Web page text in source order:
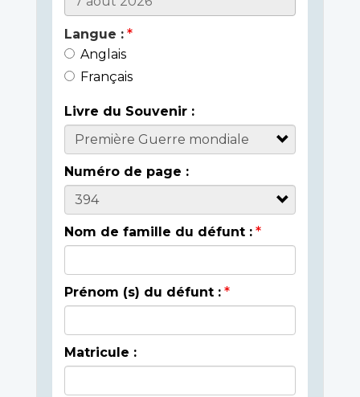
Langue :
Anglais
Français
Livre du Souvenir :
Numéro de page :
Nom de famille du défunt :
Prénom (s) du défunt :
Matricule :